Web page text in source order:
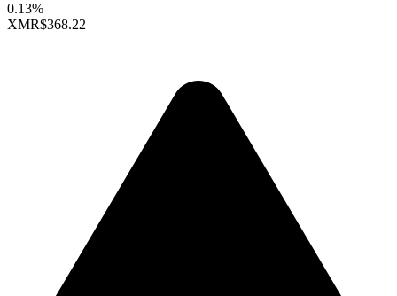
0.13%
XMR$368.22